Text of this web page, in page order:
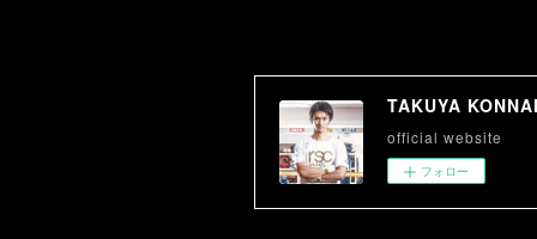
TAKUYA
official website
フォロー